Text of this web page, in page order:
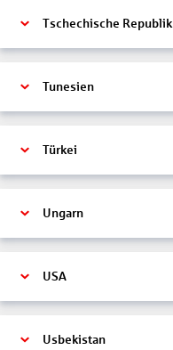
Tschechische Republik
Tunesien
Türkei
Ungarn
USA
Usbekistan